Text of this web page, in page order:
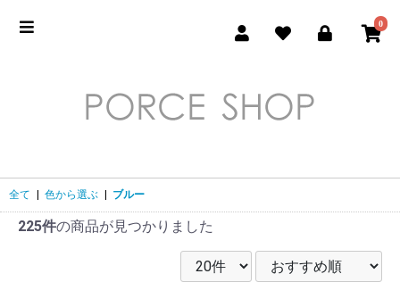
0
全て 色から選ぶ ブルー
225件の商品が見つかりました